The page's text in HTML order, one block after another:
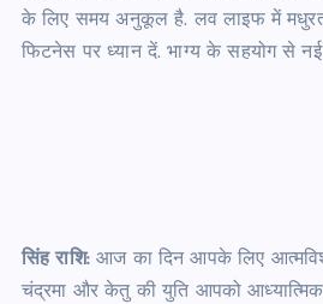
के लिए समय अनुकूल है. लव लाइफ में मधुरता
फिटनेस पर ध्यान दें. भाग्य के सहयोग से
सिंह राशि:आज का दिन आपके लिए
चंद्रमा और केतु की युति आपको आध्यात्मिक